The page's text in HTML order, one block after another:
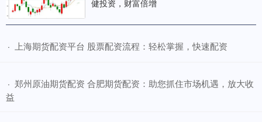
健投资，财富倍增
· ​上海期货配资平台 股票配资流程：轻松掌握，快速配资
· ​郑州原油期货配资 合肥期货配资：助您抓住市场机遇，放大收
益